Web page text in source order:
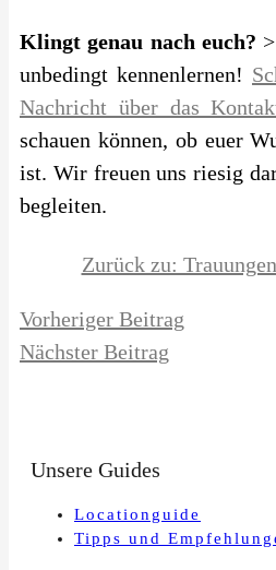
Klingt genau nach euch?
unbedingt kennenlernen!
Nachricht über das
schauen können, ob euer
ist. Wir freuen uns riesig
begleiten.
Zurück zu:
Vorheriger Beitrag
Nächster Beitrag
Unsere Guides
Locationguide
Tipps und